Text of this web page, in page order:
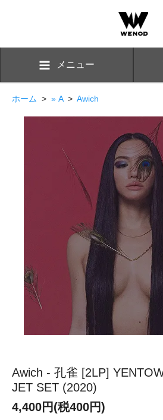
メニュー
ホーム > » A> Awich
Awich - 孔雀 [2LP]
JET SET (2020)
4,400円(税400円)